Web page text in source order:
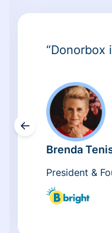
←
“Donorbox
Brenda
President &